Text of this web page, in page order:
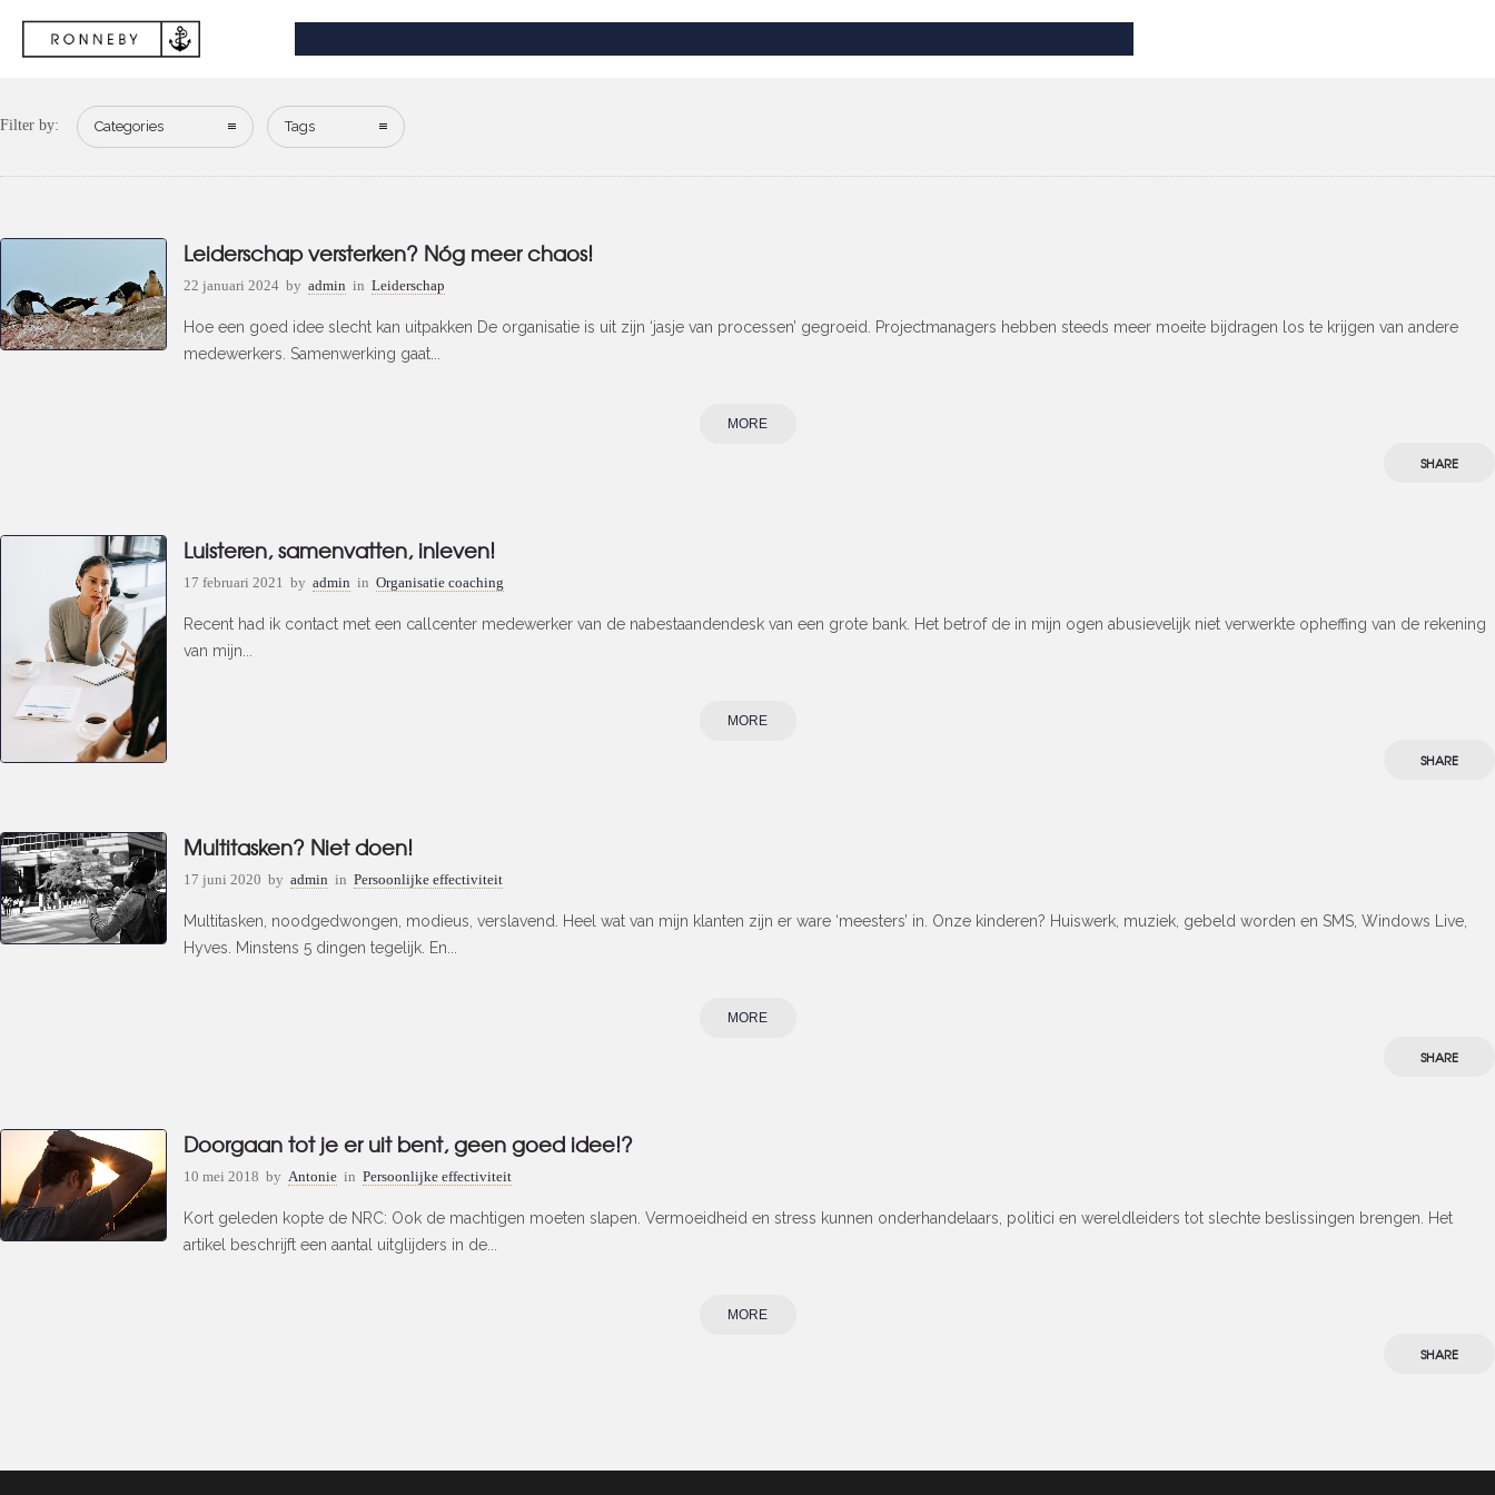
Filter by: Categories Tags
Leiderschap versterken? Nóg meer chaos!
22 januari 2024 by admin in Leiderschap
Hoe een goed idee slecht kan uitpakken De organisatie is uit zijn ‘jasje van processen’ gegroeid. Projectmanagers hebben steeds meer moeite bijdragen los te krijgen van andere
medewerkers. Samenwerking gaat...
MORE
SHARE
Luisteren, samenvatten, inleven!
17 februari 2021 by admin in Organisatie coaching
Recent had ik contact met een callcenter medewerker van de nabestaandendesk van een grote bank. Het betrof de in mijn ogen abusievelijk niet verwerkte opheffing van de rekening
van mijn...
MORE
SHARE
Multitasken? Niet doen!
17 juni 2020 by admin in Persoonlijke effectiviteit
Multitasken, noodgedwongen, modieus, verslavend. Heel wat van mijn klanten zijn er ware ‘meesters’ in. Onze kinderen? Huiswerk, muziek, gebeld worden en SMS, Windows Live,
Hyves. Minstens 5 dingen tegelijk. En...
MORE
SHARE
Doorgaan tot je er uit bent, geen goed idee!?
10 mei 2018 by Antonie in Persoonlijke effectiviteit
Kort geleden kopte de NRC: Ook de machtigen moeten slapen. Vermoeidheid en stress kunnen onderhandelaars, politici en wereldleiders tot slechte beslissingen brengen. Het
artikel beschrijft een aantal uitglijders in de...
MORE
SHARE